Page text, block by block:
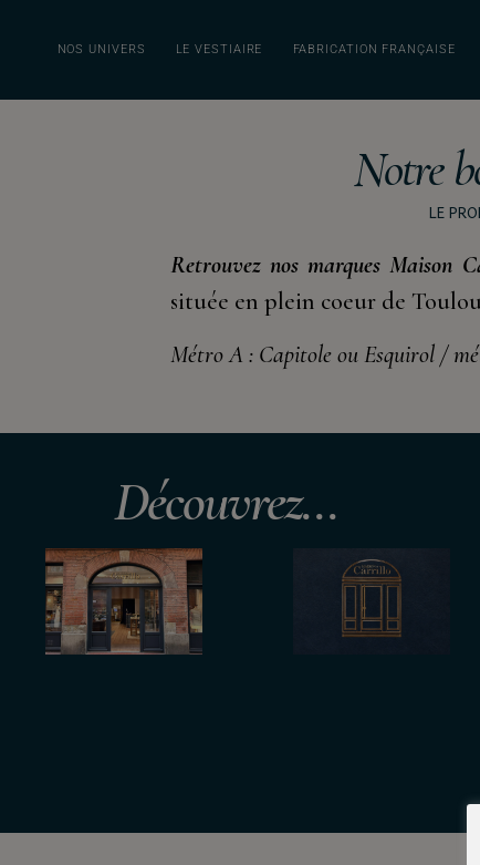
NOS UNIVERS LE VESTIAIRE FABRICATION FRANÇAISE
Notre
LE
Retrouvez nos marques Maison
située en plein coeur de
Métro A : Capitole ou Esquirol /
Découvrez...